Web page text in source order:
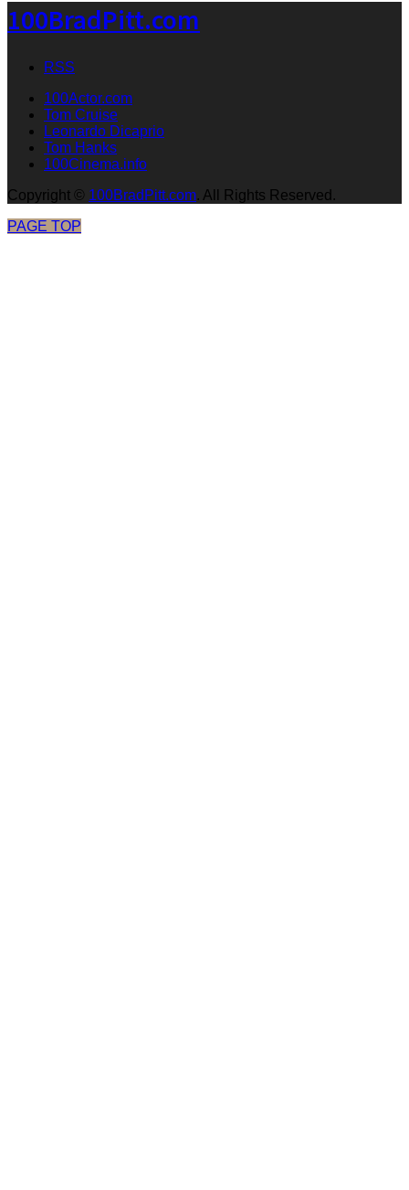
100BradPitt.com
RSS
100Actor.com
Tom Cruise
Leonardo Dicaprio
Tom Hanks
100Cinema.info
Copyright © 100BradPitt.com. All Rights Reserved.
PAGE TOP